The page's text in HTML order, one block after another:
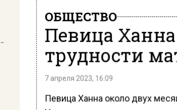
ОБЩЕСТВО
Певица
трудности
7 апреля 2023, 16:09
Певица Ханна около двух